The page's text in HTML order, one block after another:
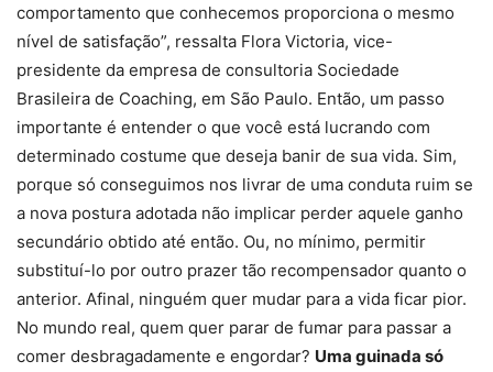
comportamento que conhecemos proporciona o mesmo
nível de satisfação”, ressalta Flora Victoria, vice-
presidente da empresa de consultoria Sociedade
Brasileira de Coaching, em São Paulo. Então, um passo
importante é entender o que você está lucrando com
determinado costume que deseja banir de sua vida. Sim,
porque só conseguimos nos livrar de uma conduta ruim se
a nova postura adotada não implicar perder aquele ganho
secundário obtido até então. Ou, no mínimo, permitir
substituí-lo por outro prazer tão recompensador quanto o
anterior. Afinal, ninguém quer mudar para a vida ficar pior.
No mundo real, quem quer parar de fumar para passar a
comer desbragadamente e engordar? Uma guinada só